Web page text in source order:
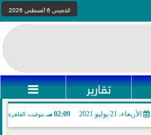
الخميس 6 أغسطس 2026
تقارير 
الأربعاء، 21 يوليو 2021 02:09 مـ بتوقيت القاهرة